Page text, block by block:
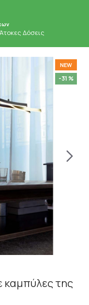
Δόσεις
NEW
-31 %
καμπύλες της